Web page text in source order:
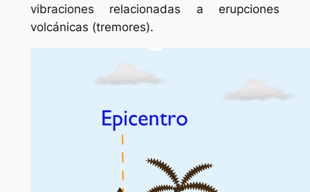
vibraciones relacionadas a erupciones
volcánicas (tremores).